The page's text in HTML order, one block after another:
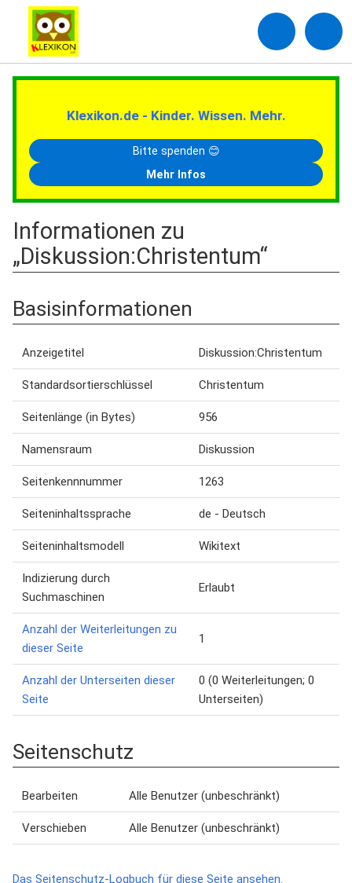
Klexikon.de - Kinder. Wissen. Mehr.
Bitte spenden 😊
Mehr Infos
Informationen zu
„Diskussion:Christentum“
Basisinformationen
Anzeigetitel Diskussion:Christentum
Standardsortierschlüssel Christentum
Seitenlänge (in Bytes) 956
Namensraum Diskussion
Seitenkennnummer 1263
Seiteninhaltssprache de - Deutsch
Seiteninhaltsmodell Wikitext
Indizierung durch
Suchmaschinen
Erlaubt
Anzahl der Weiterleitungen zu
dieser Seite
1
Anzahl der Unterseiten dieser
Seite
0 (0 Weiterleitungen; 0
Unterseiten)
Seitenschutz
Bearbeiten Alle Benutzer (unbeschränkt)
Verschieben Alle Benutzer (unbeschränkt)
Das Seitenschutz-Logbuch für diese Seite ansehen.